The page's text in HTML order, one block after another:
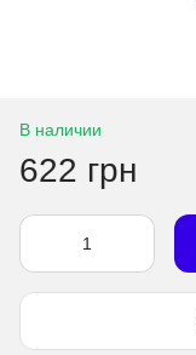
В наличии
622 грн